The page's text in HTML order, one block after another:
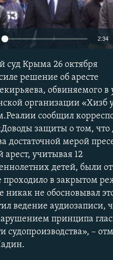
НЕ СУДЯТ?
ПРОБЛЕМА КРЫМА
RFE/RL
2:34
суд Крыма 26 октября
решение об аресте
обвиняемого в
организации «Хизб
сообщил
защиты о том, что
достаточной мерой
учитывая 12
детей, были
проходило в закрытом
никак не обосновывал
ведение аудиозаписи,
принципа
судопроизводства», –